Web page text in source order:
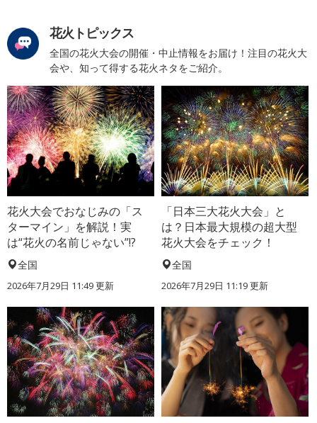
花火トピックス
全国の花火大会の開催・中止情報をお届け！注目の花火大
会や、知って得する花火ネタをご紹介。
花火大会でおなじみの「ス
ターマイン」を解説！実
は“花火の名前じゃない”!?
全国
2026年7月29日 11:49 更新
「日本三大花火大会」と
は？日本最大規模の超大型
花火大会をチェック！
全国
2026年7月29日 11:19 更新